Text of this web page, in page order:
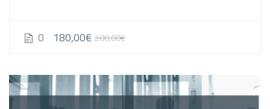
0 200,00€
180,00€